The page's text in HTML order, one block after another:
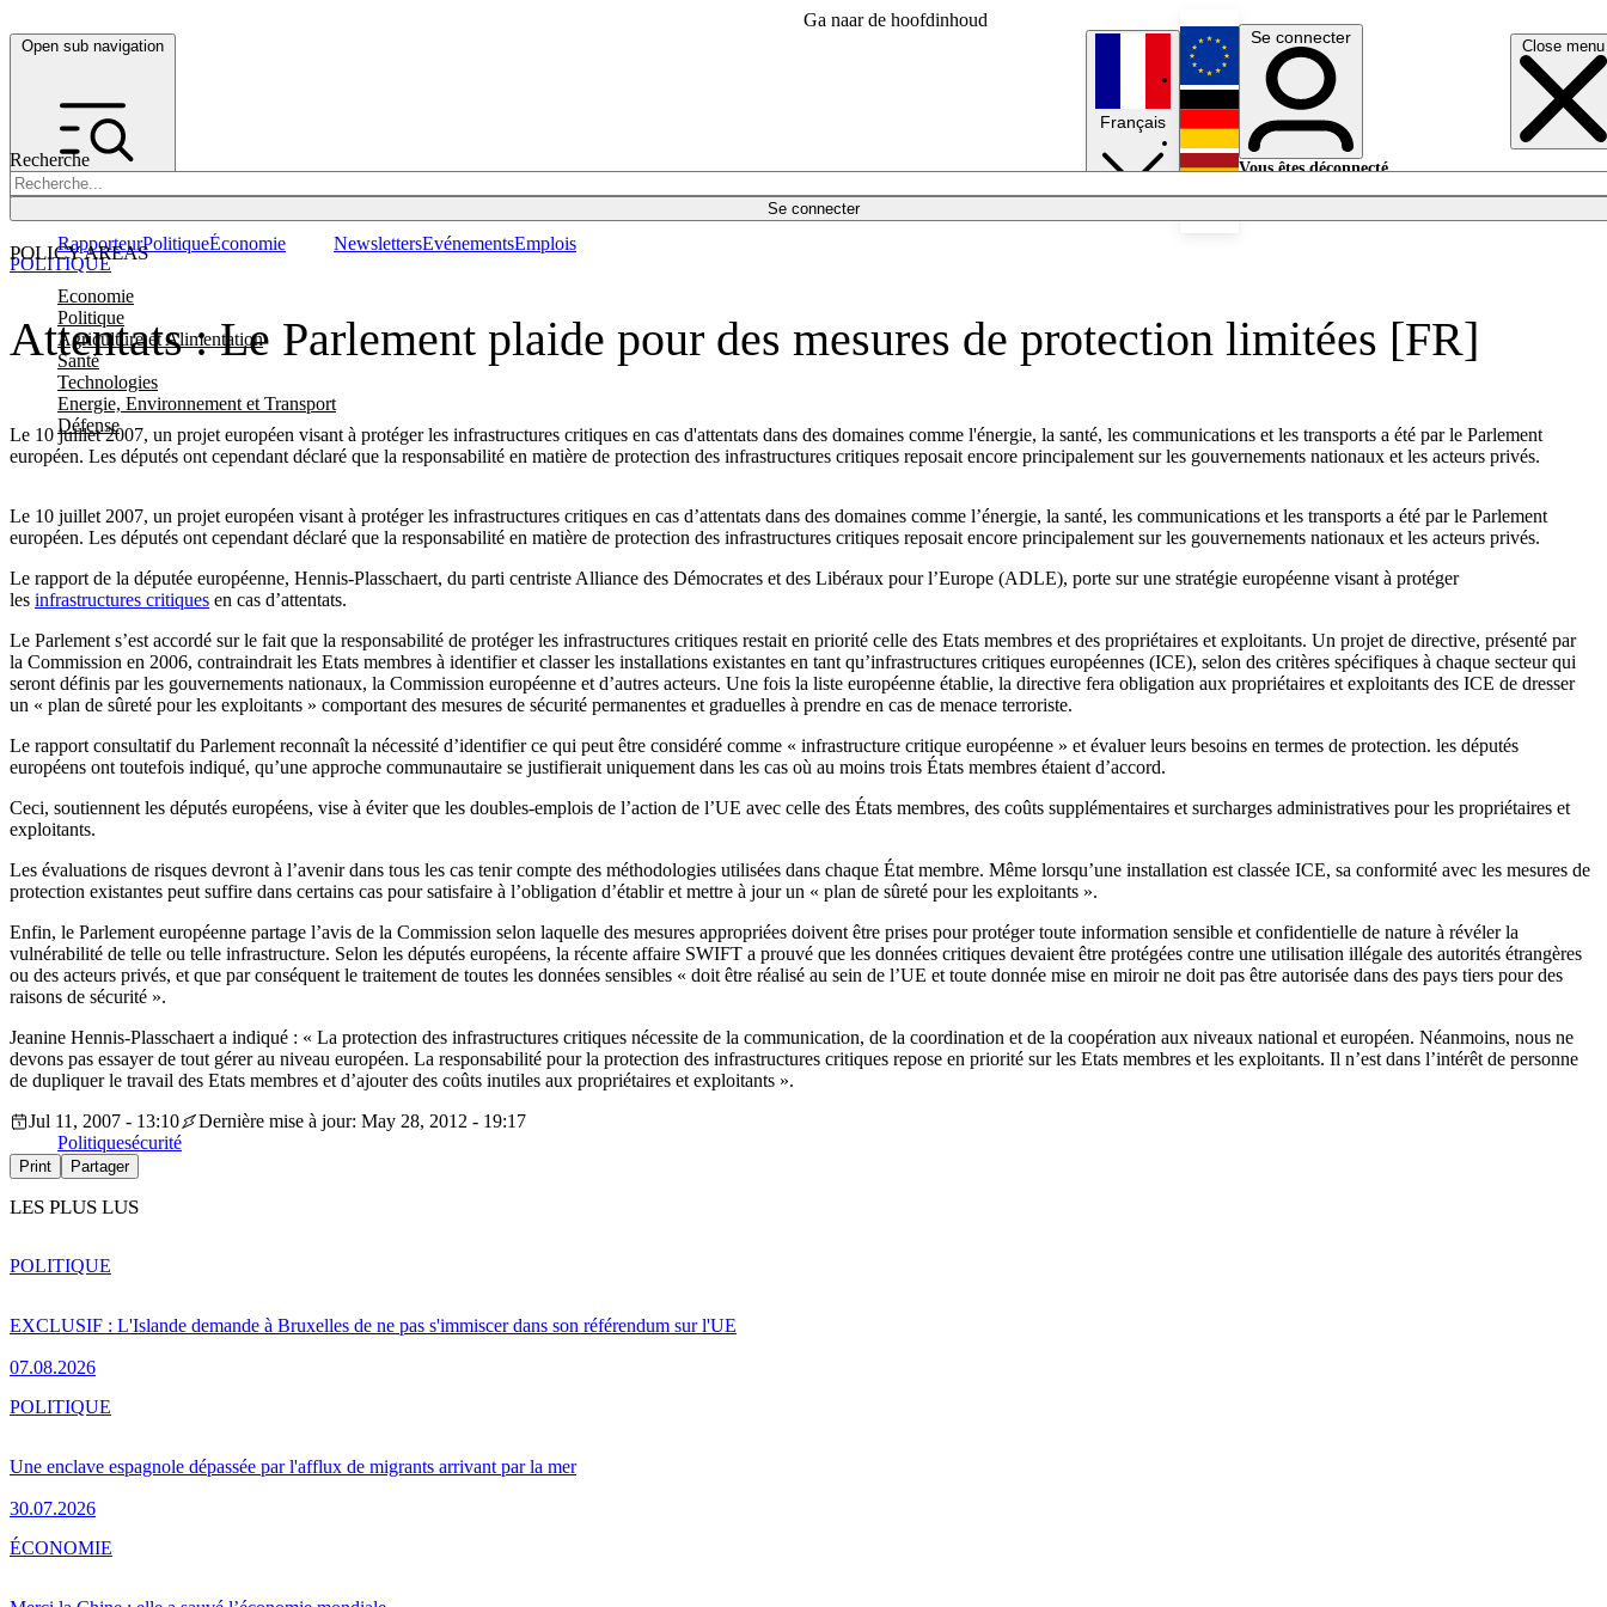
Ga naar de hoofdinhoud
Open sub navigation Close menu
Recherche
Se connecter
POLICY AREAS
Economie
Politique
Agriculture et Alimentation
Santé
Technologies
Energie, Environnement et Transport
Défense
RapporteurPolitiqueÉconomie NewslettersEvénementsEmplois
Français
English
Deutsch
Se connecter
Vous êtes déconnecté.
Attentats : Le Parlement plaide pour des mesures de protection limitées [FR]
Le 10 juillet 2007, un projet européen visant à protéger les infrastructures critiques en cas d'attentats dans des domaines comme l'énergie, la santé, les communications et les transports a été par le Parlement
européen. Les députés ont cependant déclaré que la responsabilité en matière de protection des infrastructures critiques reposait encore principalement sur les gouvernements nationaux et les acteurs privés.
POLITIQUE
Le 10 juillet 2007, un projet européen visant à protéger les infrastructures critiques en cas d’attentats dans des domaines comme l’énergie, la santé, les communications et les transports a été par le Parlement
européen. Les députés ont cependant déclaré que la responsabilité en matière de protection des infrastructures critiques reposait encore principalement sur les gouvernements nationaux et les acteurs privés.
Le rapport de la députée européenne, Hennis-Plasschaert, du parti centriste Alliance des Démocrates et des Libéraux pour l’Europe (ADLE), porte sur une stratégie européenne visant à protéger
les infrastructures critiques en cas d’attentats.
Le Parlement s’est accordé sur le fait que la responsabilité de protéger les infrastructures critiques restait en priorité celle des Etats membres et des propriétaires et exploitants. Un projet de directive, présenté par
la Commission en 2006, contraindrait les Etats membres à identifier et classer les installations existantes en tant qu’infrastructures critiques européennes (ICE), selon des critères spécifiques à chaque secteur qui
seront définis par les gouvernements nationaux, la Commission européenne et d’autres acteurs. Une fois la liste européenne établie, la directive fera obligation aux propriétaires et exploitants des ICE de dresser
un « plan de sûreté pour les exploitants » comportant des mesures de sécurité permanentes et graduelles à prendre en cas de menace terroriste.
Le rapport consultatif du Parlement reconnaît la nécessité d’identifier ce qui peut être considéré comme « infrastructure critique européenne » et évaluer leurs besoins en termes de protection. les députés
européens ont toutefois indiqué, qu’une approche communautaire se justifierait uniquement dans les cas où au moins trois États membres étaient d’accord.
Ceci, soutiennent les députés européens, vise à éviter que les doubles-emplois de l’action de l’UE avec celle des États membres, des coûts supplémentaires et surcharges administratives pour les propriétaires et
exploitants.
Les évaluations de risques devront à l’avenir dans tous les cas tenir compte des méthodologies utilisées dans chaque État membre. Même lorsqu’une installation est classée ICE, sa conformité avec les mesures de
protection existantes peut suffire dans certains cas pour satisfaire à l’obligation d’établir et mettre à jour un « plan de sûreté pour les exploitants ».
Enfin, le Parlement européenne partage l’avis de la Commission selon laquelle des mesures appropriées doivent être prises pour protéger toute information sensible et confidentielle de nature à révéler la
vulnérabilité de telle ou telle infrastructure. Selon les députés européens, la récente affaire SWIFT a prouvé que les données critiques devaient être protégées contre une utilisation illégale des autorités étrangères
ou des acteurs privés, et que par conséquent le traitement de toutes les données sensibles « doit être réalisé au sein de l’UE et toute donnée mise en miroir ne doit pas être autorisée dans des pays tiers pour des
raisons de sécurité ».
Jeanine Hennis-Plasschaert a indiqué : « La protection des infrastructures critiques nécessite de la communication, de la coordination et de la coopération aux niveaux national et européen. Néanmoins, nous ne
devons pas essayer de tout gérer au niveau européen. La responsabilité pour la protection des infrastructures critiques repose en priorité sur les Etats membres et les exploitants. Il n’est dans l’intérêt de personne
de dupliquer le travail des Etats membres et d’ajouter des coûts inutiles aux propriétaires et exploitants ».
Jul 11, 2007 - 13:10
Dernière mise à jour: May 28, 2012 - 19:17
Politiquesécurité
Print Partager
LES PLUS LUS
EXCLUSIF : L'Islande demande à Bruxelles de ne pas s'immiscer dans son référendum sur l'UE
07.08.2026
POLITIQUE
Une enclave espagnole dépassée par l'afflux de migrants arrivant par la mer
30.07.2026
POLITIQUE
ÉCONOMIE